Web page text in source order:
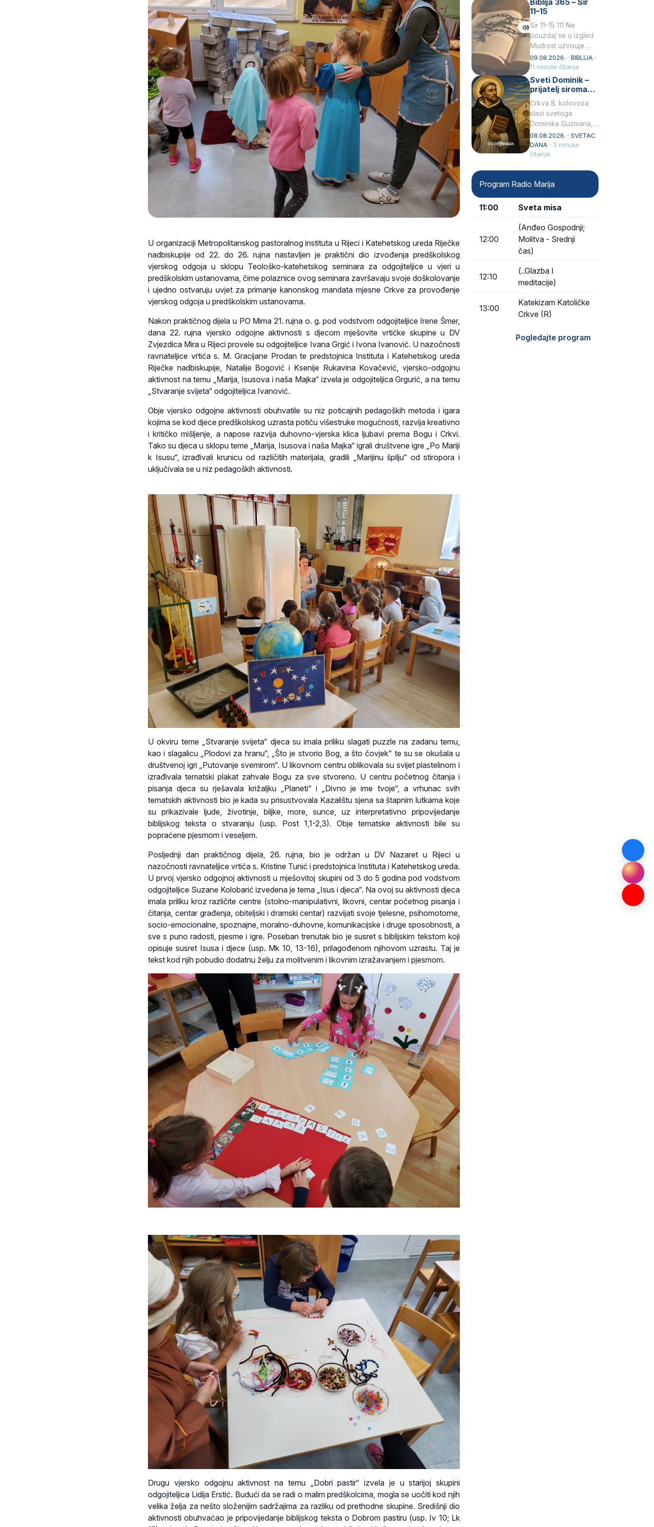
U organizaciji Metropolitanskog pastoralnog instituta u Rijeci i Katehetskog ureda Riječke
nadbiskupije od 22. do 26. rujna nastavljen je praktični dio izvođenja predškolskog
vjerskog odgoja u sklopu Teološko-katehetskog seminara za odgojiteljice u vjeri u
predškolskim ustanovama, čime polaznice ovog seminara završavaju svoje doškolovanje
i ujedno ostvaruju uvjet za primanje kanonskog mandata mjesne Crkve za provođenje
vjerskog odgoja u predškolskim ustanovama.
Nakon praktičnog dijela u PO Mima 21. rujna o. g. pod vodstvom odgojiteljice Irene Šmer,
dana 22. rujna vjersko odgojne aktivnosti s djecom mješovite vrtićke skupine u DV
Zvjezdica Mira u Rijeci provele su odgojiteljice Ivana Grgić i Ivona Ivanović. U nazočnosti
ravnateljice vrtića s. M. Gracijane Prodan te predstojnica Instituta i Katehetskog ureda
Riječke nadbiskupije, Natalije Bogović i Ksenije Rukavina Kovačević, vjersko-odgojnu
aktivnost na temu „Marija, Isusova i naša Majka“ izvela je odgojiteljica Grgurić, a na temu
„Stvaranje svijeta“ odgojiteljica Ivanović.
Obje vjersko odgojne aktivnosti obuhvatile su niz poticajnih pedagoških metoda i igara
kojima se kod djece predškolskog uzrasta potiču višestruke mogućnosti, razvija kreativno
i kritičko mišljenje, a napose razvija duhovno-vjerska klica ljubavi prema Bogu i Crkvi.
Tako su djeca u sklopu teme „Marija, Isusova i naša Majka“ igrali društvene igre „Po Mariji
k Isusu“, izrađivali krunicu od različitih materijala, gradili „Marijinu špilju“ od stiropora i
uključivala se u niz pedagoških aktivnosti.
U okviru teme „Stvaranje svijeta“ djeca su imala priliku slagati puzzle na zadanu temu,
kao i slagalicu „Plodovi za hranu“, „Što je stvorio Bog, a što čovjek“ te su se okušala u
društvenoj igri „Putovanje svemirom“. U likovnom centru oblikovala su svijet plastelinom i
izrađivala tematski plakat zahvale Bogu za sve stvoreno. U centru početnog čitanja i
pisanja djeca su rješavala križaljku „Planeti“ i „Divno je ime tvoje“, a vrhunac svih
tematskih aktivnosti bio je kada su prisustvovala Kazalištu sjena sa štapnim lutkama koje
su prikazivale ljude, životinje, biljke, more, sunce, uz interpretativno pripovijedanje
biblijskog teksta o stvaranju (usp. Post 1,1-2,3). Obje tematske aktivnosti bile su
popraćene pjesmom i veseljem.
Posljednji dan praktičnog dijela, 26. rujna, bio je održan u DV Nazaret u Rijeci u
nazočnosti ravnateljice vrtića s. Kristine Tunić i predstojnica Instituta i Katehetskog ureda.
U prvoj vjersko odgojnoj aktivnosti u mješovitoj skupini od 3 do 5 godina pod vodstvom
odgojiteljice Suzane Kolobarić izvedena je tema „Isus i djeca“. Na ovoj su aktivnosti djeca
imala priliku kroz različite centre (stolno-manipulativni, likovni, centar početnog pisanja i
čitanja, centar građenja, obiteljski i dramski centar) razvijati svoje tjelesne, psihomotorne,
socio-emocionalne, spoznajne, moralno-duhovne, komunikacijske i druge sposobnosti, a
sve s puno radosti, pjesme i igre. Poseban trenutak bio je susret s biblijskim tekstom koji
opisuje susret Isusa i djece (usp. Mk 10, 13-16), prilagođenom njihovom uzrastu. Taj je
tekst kod njih pobudio dodatnu želju za molitvenim i likovnim izražavanjem i pjesmom.
Drugu vjersko odgojnu aktivnost na temu „Dobri pastir“ izvela je u starijoj skupini
odgojiteljica Lidija Erstić. Budući da se radi o malim predškolcima, mogla se uočiti kod njih
velika želja za nešto složenijim sadržajima za razliku od prethodne skupine. Središnji dio
aktivnosti obuhvaćao je pripovijedanje biblijskog teksta o Dobrom pastiru (usp. Iv 10; Lk
židovske obitelji, 12.
listopada 1891, u
Wrocławu…
Biblija 365 – Sir
11–15
Sir 11–15 111 Ne
pouzdaj se u izgled
Mudrost uzvisuje
glavu siromahui
posađuje ga među
knezove.2 Ne hvali
čovjeka po obličju
09.08.2026. · BIBLIJA ·
11 minute čitanja
Sveti Dominik –
prijatelj siromaha
i širitelj krunice
Crkva 8. kolovoza
slavi svetoga
Dominika Guzmana,
svećenika i
utemeljitelja Reda
propovjednika (Ordo
dubokom ljubavlju
08.08.2026. · SVETAC
DANA · 3 minute
čitanja
Program Radio Marija
11:00 Sveta misa
12:00
(Anđeo Gospodnji;
Molitva - Srednji
čas)
12:10
(..Glazba I
meditacije)
13:00
Katekizam Katoličke
Crkve (R)
Pogledajte program